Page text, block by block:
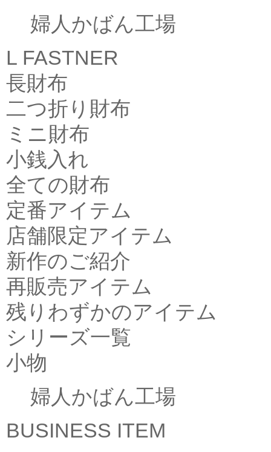
婦人かばん工場
L FASTNER
長財布
二つ折り財布
ミニ財布
小銭入れ
全ての財布
定番アイテム
店舗限定アイテム
新作のご紹介
再販売アイテム
残りわずかのアイテム
シリーズ一覧
小物
婦人かばん工場
BUSINESS ITEM